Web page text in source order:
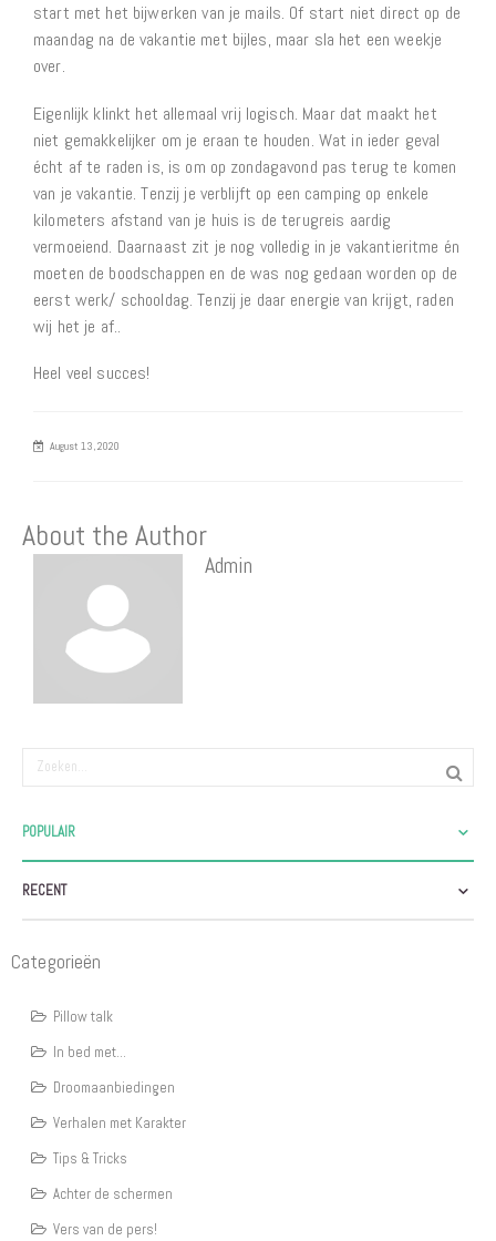
start met het bijwerken van je mails. Of start niet direct op de
maandag na de vakantie met bijles, maar sla het een weekje
over.
Eigenlijk klinkt het allemaal vrij logisch. Maar dat maakt het
niet gemakkelijker om je eraan te houden. Wat in ieder geval
écht af te raden is, is om op zondagavond pas terug te komen
van je vakantie. Tenzij je verblijft op een camping op enkele
kilometers afstand van je huis is de terugreis aardig
vermoeiend. Daarnaast zit je nog volledig in je vakantieritme én
moeten de boodschappen en de was nog gedaan worden op de
eerst werk/ schooldag. Tenzij je daar energie van krijgt, raden
wij het je af..
Heel veel succes!
August 13, 2020
About the Author
Admin
POPULAIR
RECENT
Categorieën
Pillow talk
In bed met...
Droomaanbiedingen
Verhalen met Karakter
Tips & Tricks
Achter de schermen
Vers van de pers!